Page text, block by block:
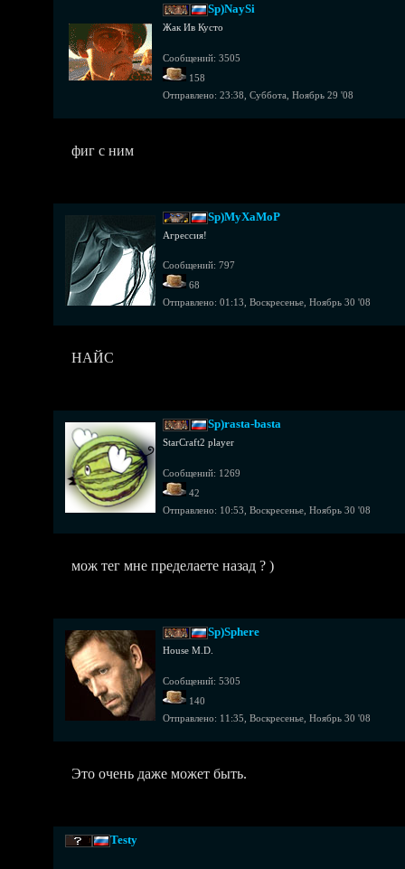
Sp)NaySi
Жак Ив Кусто
Сообщений: 3505
158
Отправлено: 23:38, Суббота, Ноябрь 29 '08
фиг с ним
Sp)MyXaMoP
Агрессия!
Сообщений: 797
68
Отправлено: 01:13, Воскресенье, Ноябрь 30 '08
НАЙС
Sp)rasta-basta
StarCraft2 player
Сообщений: 1269
42
Отправлено: 10:53, Воскресенье, Ноябрь 30 '08
мож тег мне пределаете назад ? )
Sp)Sphere
House M.D.
Сообщений: 5305
140
Отправлено: 11:35, Воскресенье, Ноябрь 30 '08
Это очень даже может быть.
Testy